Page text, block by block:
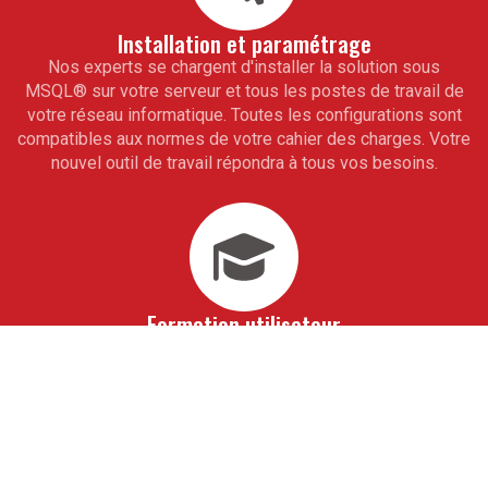
Installation et paramétrage
Nos experts se chargent d'installer la solution sous
MSQL® sur votre serveur et tous les postes de travail de
votre réseau informatique. Toutes les configurations sont
compatibles aux normes de votre cahier des charges. Votre
nouvel outil de travail répondra à tous vos besoins.
Formation utilisateur